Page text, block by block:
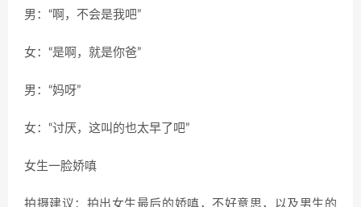
男：“啊，不会是我吧”
女：“是啊，就是你爸”
男：“妈呀”
女：“讨厌，这叫的也太早了吧”
女生一脸娇嗔
拍摄建议：拍出女生最后的娇嗔，不好意思，以及男生的